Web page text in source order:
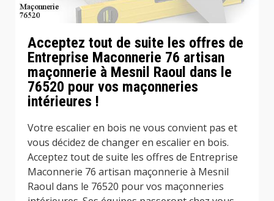
Acceptez tout de suite les offres de
Entreprise Maconnerie 76 artisan
maçonnerie à Mesnil Raoul dans le
76520 pour vos maçonneries
intérieures !
Votre escalier en bois ne vous convient pas et
vous décidez de changer en escalier en bois.
Acceptez tout de suite les offres de Entreprise
Maconnerie 76 artisan maçonnerie à Mesnil
Raoul dans le 76520 pour vos maçonneries